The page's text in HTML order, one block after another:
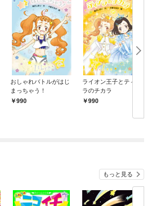
おしゃれバトルがはじ
まっちゃう！
990
ライオン王子とティア
ラのチカラ
990
もっと見る